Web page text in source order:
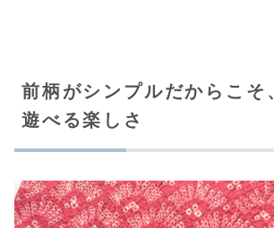
前柄がシンプルだからこそ
遊べる楽しさ